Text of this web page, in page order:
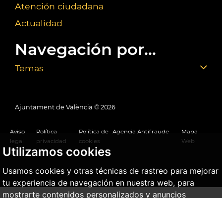
Utilizamos cookies
Usamos cookies y otras técnicas de rastreo para mejorar
tu experiencia de navegación en nuestra web, para
mostrarte contenidos personalizados y anuncios
Atención ciudadana
Actualidad
Navegación por...
Temas
Ajuntament de València © 2026
Aviso
legal
Política
privacidad
Política de
cookies
Agencia Antifraude
Mapa
Web